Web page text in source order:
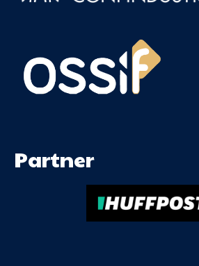
Partner